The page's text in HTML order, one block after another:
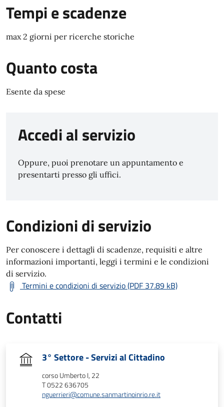
Tempi e scadenze
max 2 giorni per ricerche storiche
Quanto costa
Esente da spese
Accedi al servizio
Oppure, puoi prenotare un appuntamento e
presentarti presso gli uffici.
Condizioni di servizio
Per conoscere i dettagli di scadenze, requisiti e altre
informazioni importanti, leggi i termini e le condizioni
di servizio.
Termini e condizioni di servizio (PDF 37.89 kB)
Contatti
3° Settore - Servizi al Cittadino
corso Umberto I, 22
T 0522 636705
nguerrieri@comune.sanmartinoinrio.re.it